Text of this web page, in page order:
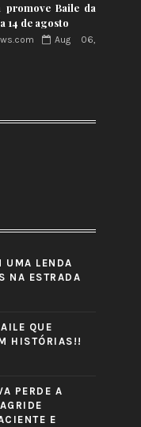
Baile da
14 de agosto
Aug 06,
UMA LENDA
NA ESTRADA
QUE
HISTÓRIAS!!
PERDE A
E